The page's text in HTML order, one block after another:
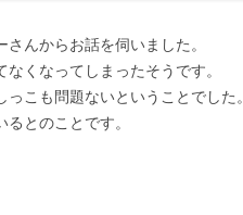
んからお話を伺いました。
くなってしまったそうです。
こも問題ないということでした。
とのことです。